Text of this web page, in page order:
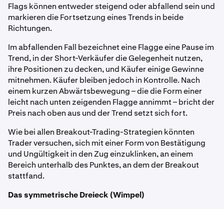
Flags können entweder steigend oder abfallend sein und
markieren die Fortsetzung eines Trends in beide
Richtungen.
Im abfallenden Fall bezeichnet eine Flagge eine Pause im
Trend, in der Short-Verkäufer die Gelegenheit nutzen,
ihre Positionen zu decken, und Käufer einige Gewinne
mitnehmen. Käufer bleiben jedoch in Kontrolle. Nach
einem kurzen Abwärtsbewegung – die die Form einer
leicht nach unten zeigenden Flagge annimmt – bricht der
Preis nach oben aus und der Trend setzt sich fort.
Wie bei allen Breakout-Trading-Strategien könnten
Trader versuchen, sich mit einer Form von Bestätigung
und Ungültigkeit in den Zug einzuklinken, an einem
Bereich unterhalb des Punktes, an dem der Breakout
stattfand.
Das symmetrische Dreieck (Wimpel)